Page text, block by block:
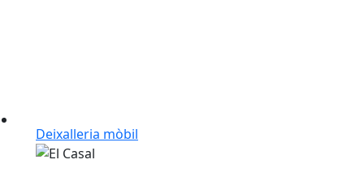
Deixalleria mòbil